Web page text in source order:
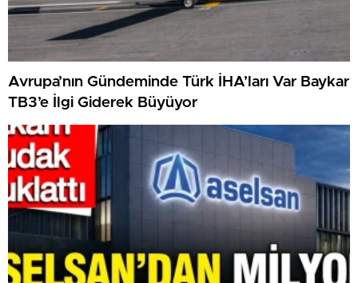
Avrupa’nın Gündeminde Türk İHA’ları Var Baykar
TB3’e İlgi Giderek Büyüyor